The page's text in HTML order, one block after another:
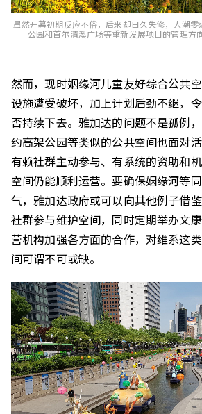
虽然开幕初期反应不俗，后来却日久失修，人潮
公园和首尔清溪广场等重新发展项目的管理方
然而，现时姻缘河儿童友好综合公共空
设施遭受破坏，加上计划后劲不继，
否持续下去。雅加达的问题不是孤例
约高架公园等类似的公共空间也面对
有赖社群主动参与、有系统的资助和
空间仍能顺利运营。要确保姻缘河等
气，雅加达政府或可以向其他例子借
社群参与维护空间，同时定期举办文
营机构加强各方面的合作，对维系这
间可谓不可或缺。